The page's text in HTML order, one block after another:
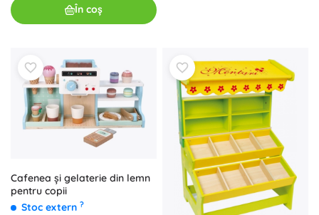
În coș
Cafenea și gelaterie din lemn
pentru copii
Stoc extern ?